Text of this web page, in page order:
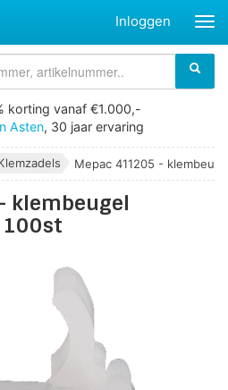
Inloggen
korting vanaf €1.000,-
Asten, 30 jaar ervaring
Mepac 411205 -
klembeugel